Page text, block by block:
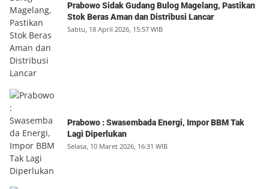
Prabowo Sidak Gudang Bulog Magelang, Pastikan
Stok Beras Aman dan Distribusi Lancar
Sabtu, 18 April 2026, 15:57 WIB
Prabowo : Swasembada Energi, Impor BBM Tak
Lagi Diperlukan
Selasa, 10 Maret 2026, 16:31 WIB